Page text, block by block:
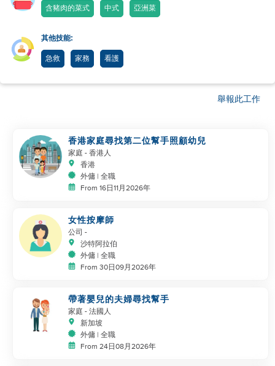
含豬肉的菜式 中式 亞洲菜
其他技能:
急救 家務 看護
舉報此工作
香港家庭尋找第二位幫手照顧幼兒
家庭 - 香港人
香港
外傭 | 全職
From 16日11月2026年
女性按摩師
公司 -
沙特阿拉伯
外傭 | 全職
From 30日09月2026年
帶著嬰兒的夫婦尋找幫手
家庭 - 法國人
新加坡
外傭 | 全職
From 24日08月2026年